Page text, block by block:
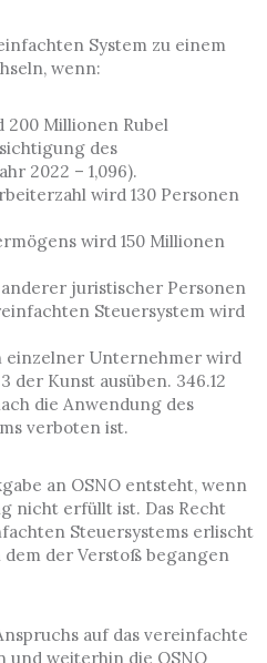
System zu einem
wenn:
200 Millionen Rubel
des
2022 – 1,096).
wird 130 Personen
wird 150 Millionen
juristischer Personen
Steuersystem wird
einzelner Unternehmer wird
der Kunst ausüben. 346.12
die Anwendung des
verboten ist.
an OSNO entsteht, wenn
nicht erfüllt ist. Das Recht
Steuersystems erlischt
der Verstoß begangen
auf das vereinfachte
und weiterhin die OSNO